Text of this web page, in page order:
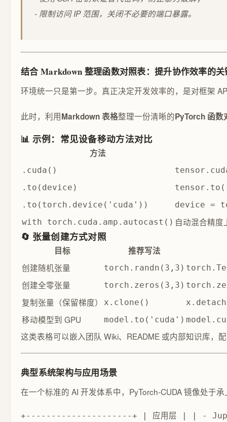
- 限制访问 IP 范围，关闭不必要的端口暴露。
结合 Markdown 整理函数对照表：提升协作效率的
环境统一只是第一步。真正决定开发效率的，是对框架
此时，利用Markdown 表格整理一份清晰的PyTorch 函数
📊 示例：常见设备移动方法对比
方法
.cuda()
.to(device)
.to(torch.device('cuda'))
device =
with torch.cuda.amp.autocast() 自动混合精度
🔄 张量创建方式对照
目标
推荐写法
创建随机张量
torch.randn(3,3)
创建全零张量 torch.zeros(3,3)
复制张量（保留梯度） x.clone()
移动模型到 GPU model.to('cuda')
这类表格可以嵌入团队 Wiki、README 或内部知识库，
典型系统架构与应用场景
在一个标准的 AI 开发体系中，PyTorch-CUDA 镜像处于
+---------------------+ | 应用层 | | -